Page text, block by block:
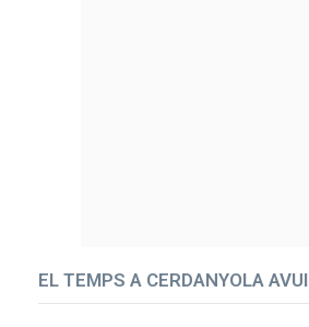
EL TEMPS A CERDANYOLA AVUI